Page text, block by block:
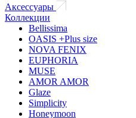
Аксессуары
Коллекции
Bellissima
OASIS +Plus size
NOVA FENIX
EUPHORIA
MUSE
AMOR AMOR
Glaze
Simplicity
Honeymoon